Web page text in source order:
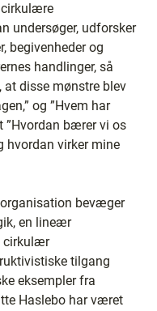
cirkulære
undersøger, udforsker
begivenheder og
handlinger, så
at disse mønstre blev
og ”Hvem har
”Hvordan bærer vi os
hvordan virker mine
bevæger
en lineær
cirkulær
tilgang
eksempler fra
Haslebo har været